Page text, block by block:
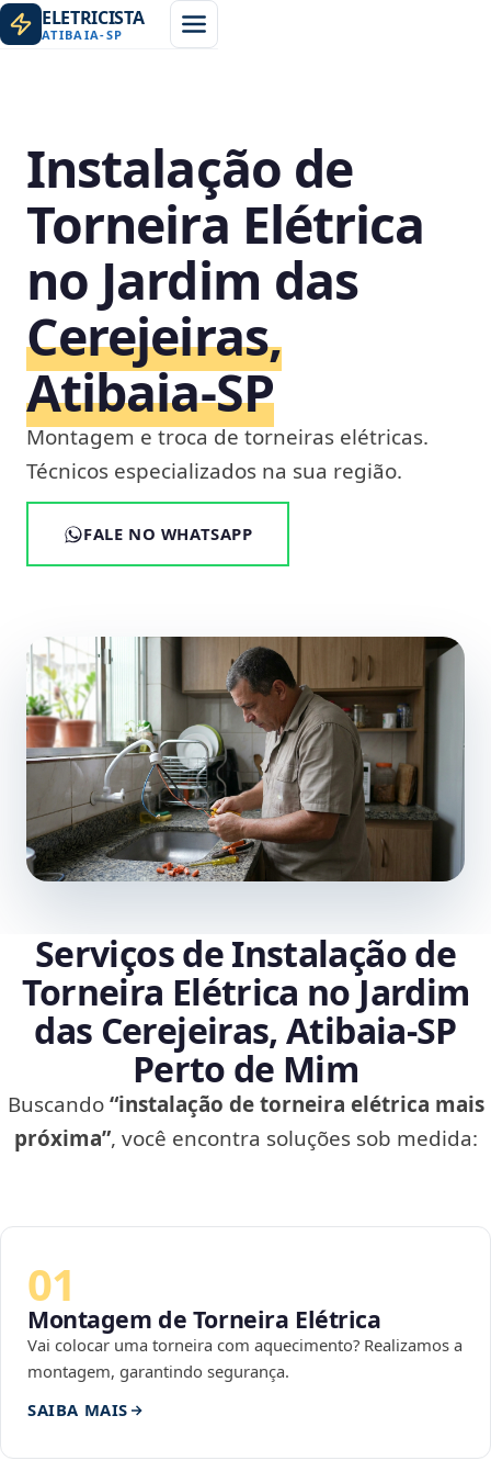
ELETRICISTA
ATIBAIA-SP
Instalação de
Torneira Elétrica
no Jardim das
Cerejeiras,
Atibaia‑SP
Montagem e troca de torneiras elétricas.
Técnicos especializados na sua região.
FALE NO WHATSAPP
Serviços de Instalação de
Torneira Elétrica no Jardim
das Cerejeiras, Atibaia‑SP
Perto de Mim
Buscando“instalação de torneira elétrica mais
próxima”, você encontra soluções sob medida:
01
Montagem de Torneira Elétrica
Vai colocar uma torneira com aquecimento? Realizamos a
montagem, garantindo segurança.
SAIBA MAIS